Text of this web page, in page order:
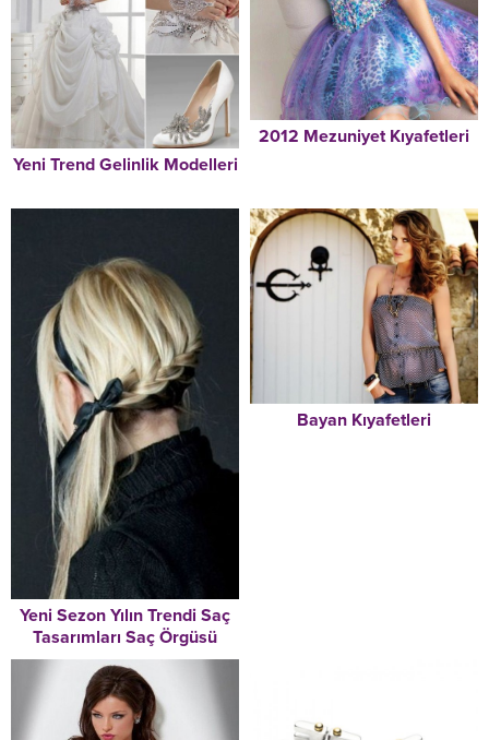
Yeni Trend Gelinlik Modelleri
2012 Mezuniyet Kıyafetleri
Yeni Sezon Yılın Trendi Saç
Tasarımları Saç Örgüsü
Bayan Kıyafetleri